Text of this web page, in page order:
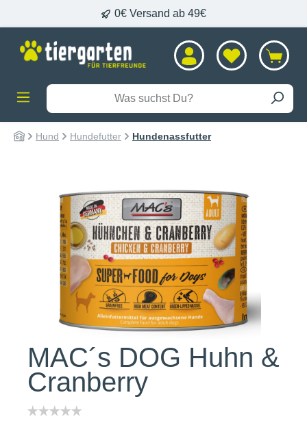
0€ Versand ab 49€
Hund Hundefutter Hundenassfutter
Bildergalerie überspringen
MAC´s DOG Huhn &
Cranberry